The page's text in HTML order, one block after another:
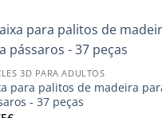
3D PARA ADULTOS
para palitos de madeira
- 37 peças